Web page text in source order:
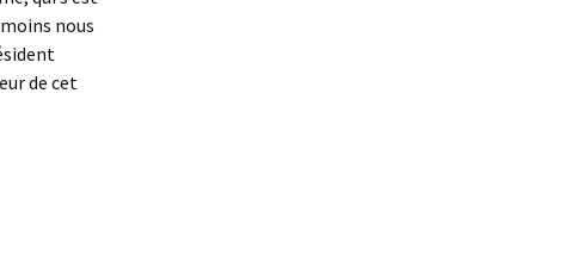
nous
de cet